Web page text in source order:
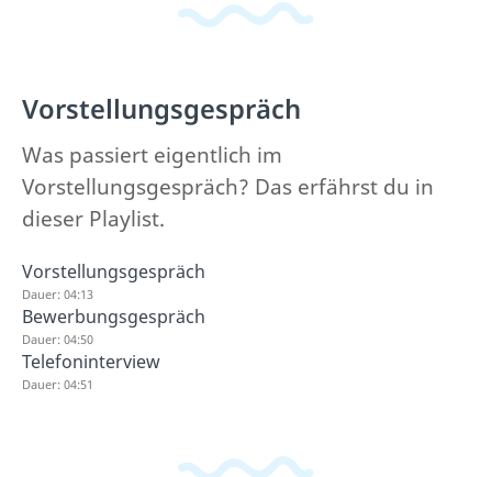
Vorstellungsgespräch
Was passiert eigentlich im
Vorstellungsgespräch? Das erfährst du in
dieser Playlist.
Vorstellungsgespräch
Dauer: 04:13
Bewerbungsgespräch
Dauer: 04:50
Telefoninterview
Dauer: 04:51